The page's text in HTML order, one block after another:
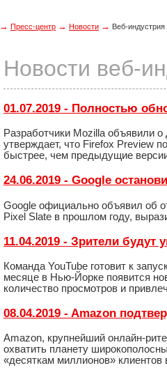
→ Пресс-центр → Новости → Веб-индустрия
Новости веб-
01.07.2019 - Полностью
Разработчики Mozilla объявили о
утверждает, что Firefox Preview
быстрее, чем предыдущие
24.06.2019 - Google
Google официально объявил об
Pixel Slate в прошлом году,
11.04.2019 - Зрители будут
Команда YouTube готовит к
месяце в Нью-Йорке появится
количество просмотров и
08.04.2019 - Amazon
Amazon, крупнейший онлайн-
охватить планету
«десяткам миллионов» клиентов